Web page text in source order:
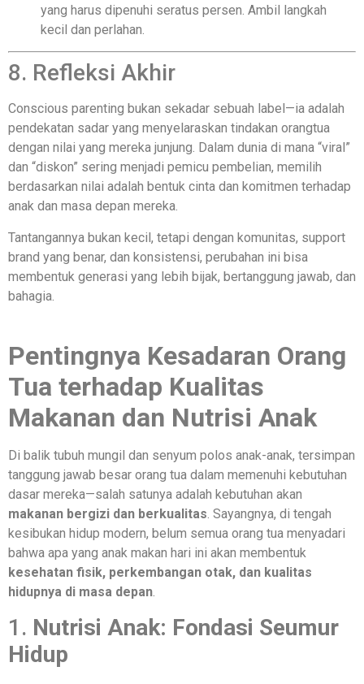
yang harus dipenuhi seratus persen. Ambil langkah
kecil dan perlahan.
8. Refleksi Akhir
Conscious parenting bukan sekadar sebuah label—ia adalah
pendekatan sadar yang menyelaraskan tindakan orangtua
dengan nilai yang mereka junjung. Dalam dunia di mana “viral”
dan “diskon” sering menjadi pemicu pembelian, memilih
berdasarkan nilai adalah bentuk cinta dan komitmen terhadap
anak dan masa depan mereka.
Tantangannya bukan kecil, tetapi dengan komunitas, support
brand yang benar, dan konsistensi, perubahan ini bisa
membentuk generasi yang lebih bijak, bertanggung jawab, dan
bahagia.
Pentingnya Kesadaran Orang
Tua terhadap Kualitas
Makanan dan Nutrisi Anak
Di balik tubuh mungil dan senyum polos anak-anak, tersimpan
tanggung jawab besar orang tua dalam memenuhi kebutuhan
dasar mereka—salah satunya adalah kebutuhan akan
makanan bergizi dan berkualitas. Sayangnya, di tengah
kesibukan hidup modern, belum semua orang tua menyadari
bahwa apa yang anak makan hari ini akan membentuk
kesehatan fisik, perkembangan otak, dan kualitas
hidupnya di masa depan.
1. Nutrisi Anak: Fondasi Seumur
Hidup